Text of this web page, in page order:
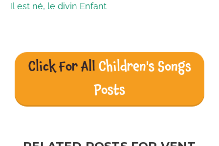
Il est né, le divin Enfant
Click For All Children's Songs
Posts